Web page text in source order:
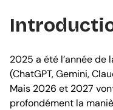
2025 a été l’année de
(ChatGPT, Gemini,
Mais 2026 et 2027
profondément la